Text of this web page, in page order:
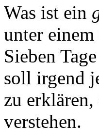
Was ist ein
unter einem
Sieben
soll irgend
zu
verstehen.